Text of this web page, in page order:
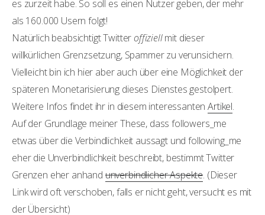
es zurzeit habe. So soll es einen Nutzer geben, der mehr
als 160.000 Usern folgt!
Natürlich beabsichtigt Twitteroffiziellmit dieser
willkürlichen Grenzsetzung, Spammer zu verunsichern.
Vielleicht bin ich hier aber auch über eine Möglichkeit der
späteren Monetarisierung dieses Dienstes gestolpert.
Weitere Infos findet ihr in diesem interessantenArtikel.
Auf der Grundlage meiner These, dass followers_me
etwas über die Verbindlichkeit aussagt und following_me
eher die Unverbindlichkeit beschreibt, bestimmt Twitter
Grenzen eher anhandunverbindlicher Aspekte. (Dieser
Link wird oft verschoben, falls er nicht geht, versucht es mit
der Übersicht)